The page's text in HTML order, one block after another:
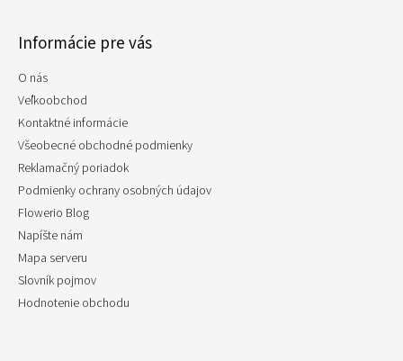
Informácie pre vás
O nás
Veľkoobchod
Kontaktné informácie
Všeobecné obchodné podmienky
Reklamačný poriadok
Podmienky ochrany osobných údajov
Flowerio Blog
Napíšte nám
Mapa serveru
Slovník pojmov
Hodnotenie obchodu